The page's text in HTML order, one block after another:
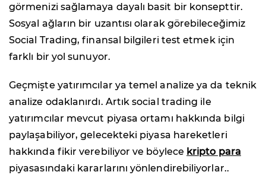
görmenizi sağlamaya dayalı basit bir konsepttir.
Sosyal ağların bir uzantısı olarak görebileceğimiz
Social Trading, finansal bilgileri test etmek için
farklı bir yol sunuyor.
Geçmişte yatırımcılar ya temel analize ya da teknik
analize odaklanırdı. Artık social trading ile
yatırımcılar mevcut piyasa ortamı hakkında bilgi
paylaşabiliyor, gelecekteki piyasa hareketleri
hakkında fikir verebiliyor ve böylece kripto para
piyasasındaki kararlarını yönlendirebiliyorlar..